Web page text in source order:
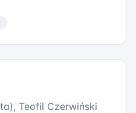
Teofil Czerwiński